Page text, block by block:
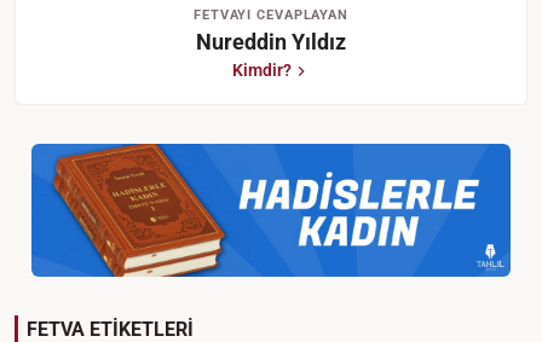
FETVAYI CEVAPLAYAN
Nureddin Yıldız
Kimdir?
FETVA ETİKETLERİ